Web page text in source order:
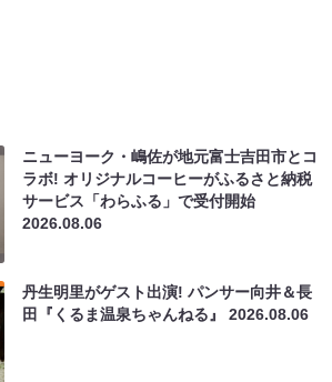
ニューヨーク・嶋佐が地元富士吉田市とコ
ラボ! オリジナルコーヒーがふるさと納税
サービス「わらふる」で受付開始
2026.08.06
丹生明里がゲスト出演! パンサー向井＆長
田『くるま温泉ちゃんねる』2026.08.06